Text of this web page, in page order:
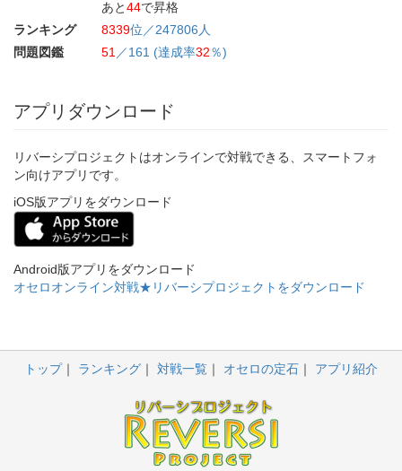
あと44で昇格
ランキング
8339位／247806人
問題図鑑
51 ／161 (達成率32％)
アプリダウンロード
リバーシプロジェクトはオンラインで対戦できる、スマートフォ
ン向けアプリです。
iOS版アプリをダウンロード
Android版アプリをダウンロード
オセロオンライン対戦★リバーシプロジェクトをダウンロード
トップ ランキング 対戦一覧 オセロの定石 アプリ紹介